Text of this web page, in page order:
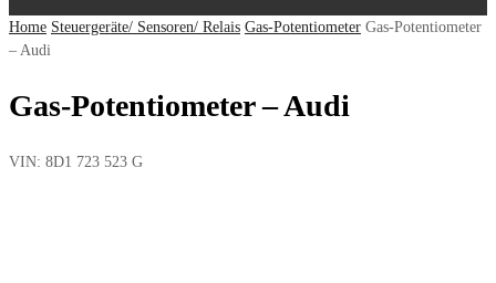
Home Steuergeräte/ Sensoren/ Relais Gas-Potentiometer Gas-Potentiometer
– Audi
Gas-Potentiometer – Audi
VIN: 8D1 723 523 G